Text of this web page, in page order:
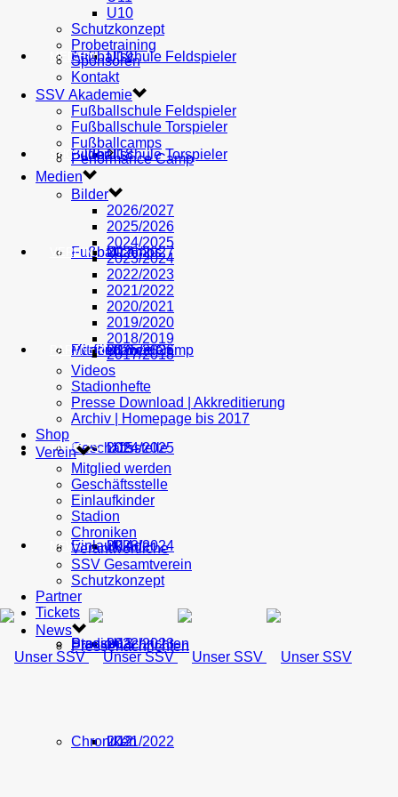
AH U19
U18
U17
U16
U15
U14
U13
U12
Fußballschule Feldspieler
Fußballschule Torspieler
Fußballcamps
Performance Camp
MEDIEN
Bilder
2026/2027
2025/2026
2024/2025
2023/2024
2022/2023
2021/2022
SHOP
VEREIN
Mitglied werden
Geschäftsstelle
Einlaufkinder
Stadion
Chroniken
PARTNER
TICKETS
NEWS
Pressenachrichten
U10
Schutzkonzept
Probetraining
Sponsoren
Kontakt
SSV Akademie
Fußballschule Feldspieler
Fußballschule Torspieler
Fußballcamps
Performance Camp
Medien
Bilder
2026/2027
2025/2026
2024/2025
2023/2024
2022/2023
2021/2022
2020/2021
2019/2020
2018/2019
2017/2018
Videos
Stadionhefte
Presse Download | Akkreditierung
Archiv | Homepage bis 2017
Shop
Verein
Mitglied werden
Geschäftsstelle
Einlaufkinder
Stadion
Chroniken
Verantwortliche
SSV Gesamtverein
Schutzkonzept
Partner
Tickets
News
Pressenachrichten